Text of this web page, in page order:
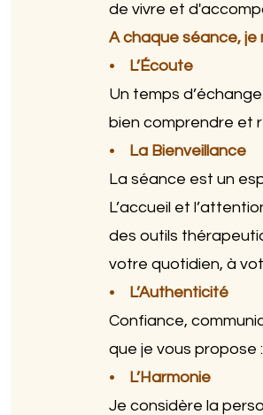
de vivre et
A chaque séance, je
•
L’Écoute
Un temps
bien comprendre et
•
La Bienveillance
La séance est un
L’accueil et
des outils
votre quotidien, à
•
L’Authenticité
Confiance,
que je vous propose
•
L’Harmonie
Je considère la